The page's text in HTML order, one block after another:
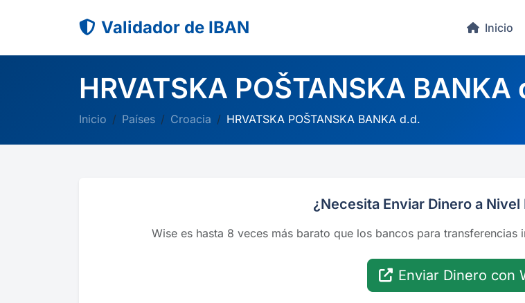
Validador de IBAN Inicio
HRVATSKA POŠTANSKA BANKA
Inicio Países Croacia HRVATSKA POŠTANSKA BANKA d.d.
¿Necesita Enviar Dinero a
Wise es hasta 8 veces más barato que los bancos para
Enviar Dinero con